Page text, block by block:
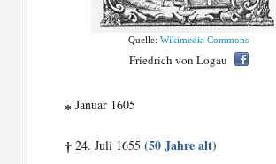
Quelle:Wikimedia Commons
Friedrich von Logau
* Januar 1605
† 24. Juli 1655(50 Jahre alt)